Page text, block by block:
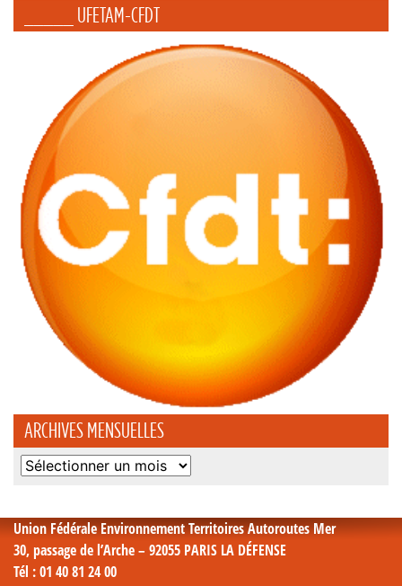
_____ UFETAM-CFDT
ARCHIVES MENSUELLES
Archives
Union Fédérale Environnement Territoires Autoroutes Mer
30, passage de l’Arche – 92055 PARIS LA DÉFENSE
Tél : 01 40 81 24 00